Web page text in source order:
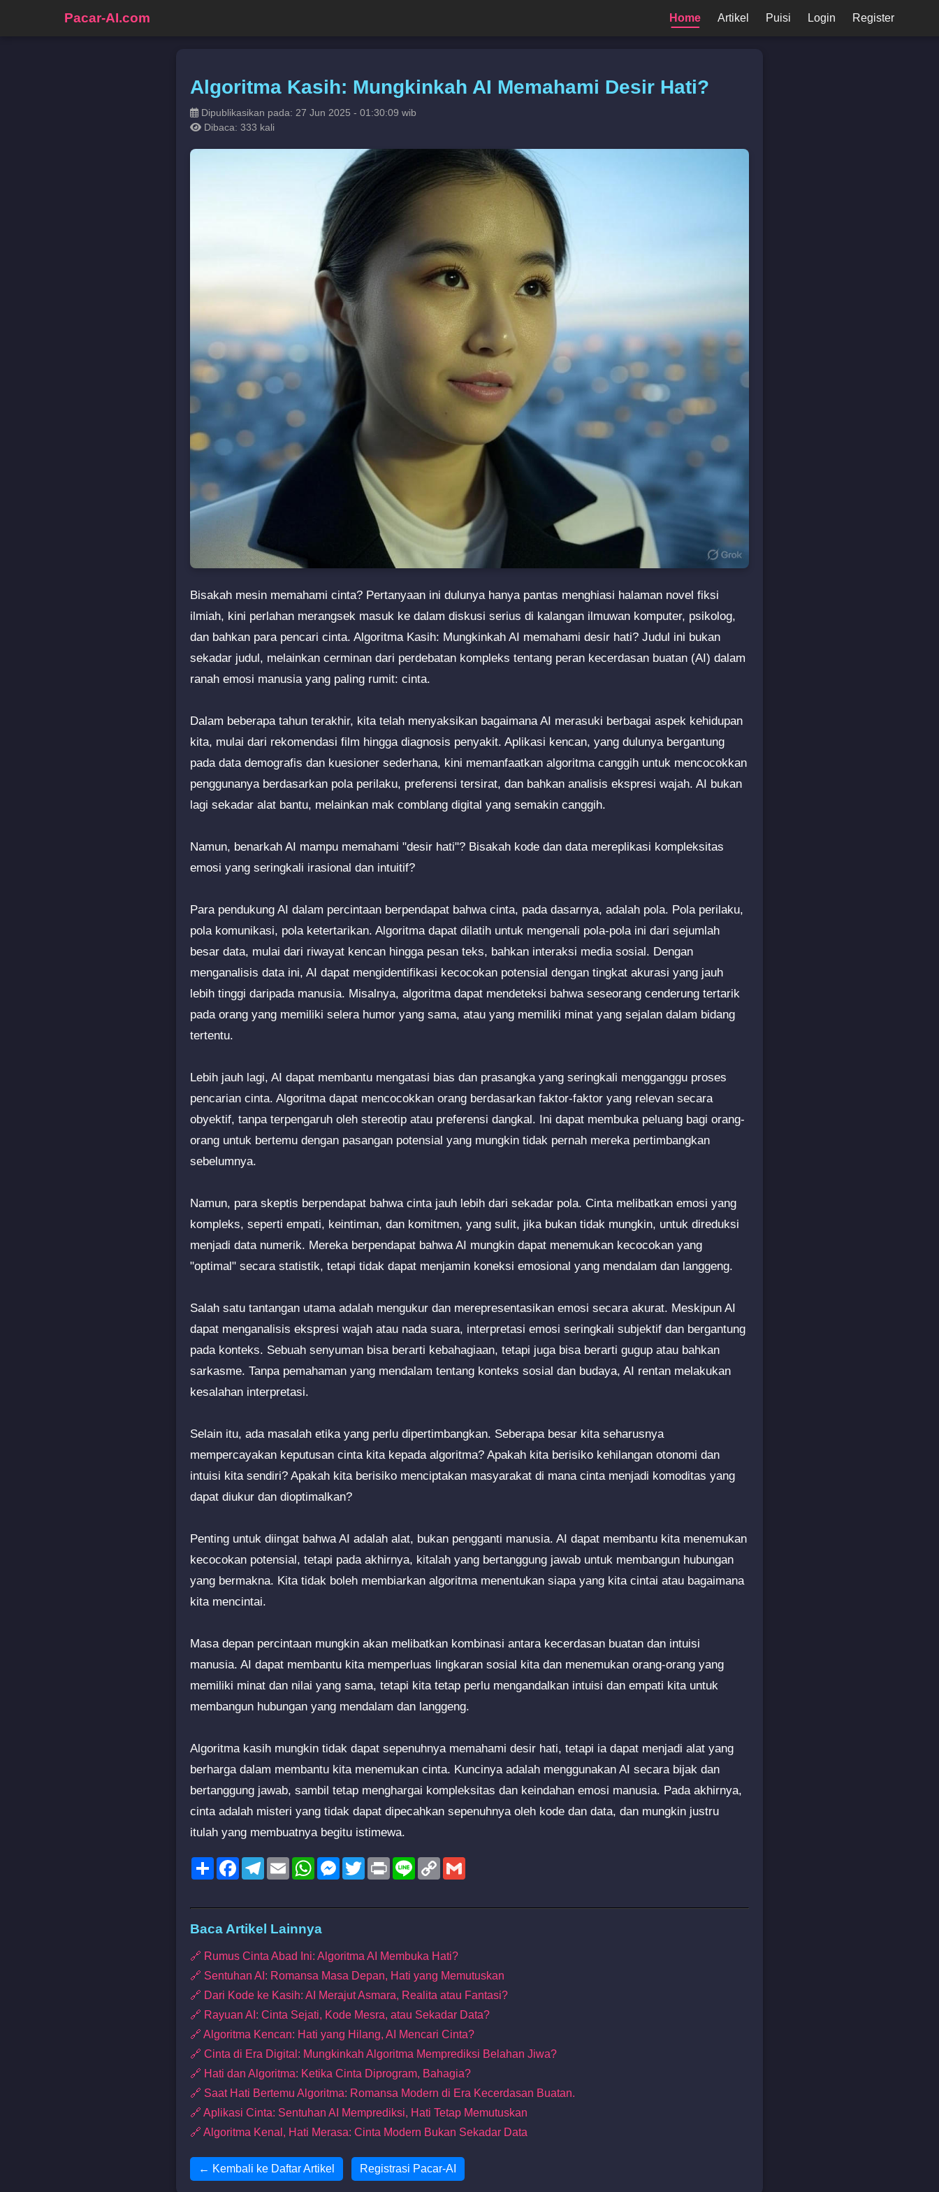
Pacar-AI.com Home Artikel Puisi Login Register
Algoritma Kasih: Mungkinkah AI Memahami Desir Hati?
Dipublikasikan pada: 27 Jun 2025 - 01:30:09 wib
Dibaca: 333 kali
Bisakah mesin memahami cinta? Pertanyaan ini dulunya hanya pantas menghiasi halaman novel fiksi
ilmiah, kini perlahan merangsek masuk ke dalam diskusi serius di kalangan ilmuwan komputer, psikolog,
dan bahkan para pencari cinta. Algoritma Kasih: Mungkinkah AI memahami desir hati? Judul ini bukan
sekadar judul, melainkan cerminan dari perdebatan kompleks tentang peran kecerdasan buatan (AI) dalam
ranah emosi manusia yang paling rumit: cinta.
Dalam beberapa tahun terakhir, kita telah menyaksikan bagaimana AI merasuki berbagai aspek kehidupan
kita, mulai dari rekomendasi film hingga diagnosis penyakit. Aplikasi kencan, yang dulunya bergantung
pada data demografis dan kuesioner sederhana, kini memanfaatkan algoritma canggih untuk mencocokkan
penggunanya berdasarkan pola perilaku, preferensi tersirat, dan bahkan analisis ekspresi wajah. AI bukan
lagi sekadar alat bantu, melainkan mak comblang digital yang semakin canggih.
Namun, benarkah AI mampu memahami "desir hati"? Bisakah kode dan data mereplikasi kompleksitas
emosi yang seringkali irasional dan intuitif?
Para pendukung AI dalam percintaan berpendapat bahwa cinta, pada dasarnya, adalah pola. Pola perilaku,
pola komunikasi, pola ketertarikan. Algoritma dapat dilatih untuk mengenali pola-pola ini dari sejumlah
besar data, mulai dari riwayat kencan hingga pesan teks, bahkan interaksi media sosial. Dengan
menganalisis data ini, AI dapat mengidentifikasi kecocokan potensial dengan tingkat akurasi yang jauh
lebih tinggi daripada manusia. Misalnya, algoritma dapat mendeteksi bahwa seseorang cenderung tertarik
pada orang yang memiliki selera humor yang sama, atau yang memiliki minat yang sejalan dalam bidang
tertentu.
Lebih jauh lagi, AI dapat membantu mengatasi bias dan prasangka yang seringkali mengganggu proses
pencarian cinta. Algoritma dapat mencocokkan orang berdasarkan faktor-faktor yang relevan secara
obyektif, tanpa terpengaruh oleh stereotip atau preferensi dangkal. Ini dapat membuka peluang bagi orang-
orang untuk bertemu dengan pasangan potensial yang mungkin tidak pernah mereka pertimbangkan
sebelumnya.
Namun, para skeptis berpendapat bahwa cinta jauh lebih dari sekadar pola. Cinta melibatkan emosi yang
kompleks, seperti empati, keintiman, dan komitmen, yang sulit, jika bukan tidak mungkin, untuk direduksi
menjadi data numerik. Mereka berpendapat bahwa AI mungkin dapat menemukan kecocokan yang
"optimal" secara statistik, tetapi tidak dapat menjamin koneksi emosional yang mendalam dan langgeng.
Salah satu tantangan utama adalah mengukur dan merepresentasikan emosi secara akurat. Meskipun AI
dapat menganalisis ekspresi wajah atau nada suara, interpretasi emosi seringkali subjektif dan bergantung
pada konteks. Sebuah senyuman bisa berarti kebahagiaan, tetapi juga bisa berarti gugup atau bahkan
sarkasme. Tanpa pemahaman yang mendalam tentang konteks sosial dan budaya, AI rentan melakukan
kesalahan interpretasi.
Selain itu, ada masalah etika yang perlu dipertimbangkan. Seberapa besar kita seharusnya
mempercayakan keputusan cinta kita kepada algoritma? Apakah kita berisiko kehilangan otonomi dan
intuisi kita sendiri? Apakah kita berisiko menciptakan masyarakat di mana cinta menjadi komoditas yang
dapat diukur dan dioptimalkan?
Penting untuk diingat bahwa AI adalah alat, bukan pengganti manusia. AI dapat membantu kita menemukan
kecocokan potensial, tetapi pada akhirnya, kitalah yang bertanggung jawab untuk membangun hubungan
yang bermakna. Kita tidak boleh membiarkan algoritma menentukan siapa yang kita cintai atau bagaimana
kita mencintai.
Masa depan percintaan mungkin akan melibatkan kombinasi antara kecerdasan buatan dan intuisi
manusia. AI dapat membantu kita memperluas lingkaran sosial kita dan menemukan orang-orang yang
memiliki minat dan nilai yang sama, tetapi kita tetap perlu mengandalkan intuisi dan empati kita untuk
membangun hubungan yang mendalam dan langgeng.
Algoritma kasih mungkin tidak dapat sepenuhnya memahami desir hati, tetapi ia dapat menjadi alat yang
berharga dalam membantu kita menemukan cinta. Kuncinya adalah menggunakan AI secara bijak dan
bertanggung jawab, sambil tetap menghargai kompleksitas dan keindahan emosi manusia. Pada akhirnya,
cinta adalah misteri yang tidak dapat dipecahkan sepenuhnya oleh kode dan data, dan mungkin justru
itulah yang membuatnya begitu istimewa.
ShareFacebookTelegram
EmailWhatsAppMessenger
TwitterPrint Line Copy
Link
Baca Artikel Lainnya
🔗 Rumus Cinta Abad Ini: Algoritma AI Membuka Hati?
🔗 Sentuhan AI: Romansa Masa Depan, Hati yang Memutuskan
🔗 Dari Kode ke Kasih: AI Merajut Asmara, Realita atau Fantasi?
🔗 Rayuan AI: Cinta Sejati, Kode Mesra, atau Sekadar Data?
🔗 Algoritma Kencan: Hati yang Hilang, AI Mencari Cinta?
🔗 Cinta di Era Digital: Mungkinkah Algoritma Memprediksi Belahan Jiwa?
🔗 Hati dan Algoritma: Ketika Cinta Diprogram, Bahagia?
🔗 Saat Hati Bertemu Algoritma: Romansa Modern di Era Kecerdasan Buatan.
🔗 Aplikasi Cinta: Sentuhan AI Memprediksi, Hati Tetap Memutuskan
🔗 Algoritma Kenal, Hati Merasa: Cinta Modern Bukan Sekadar Data
← Kembali ke Daftar Artikel Registrasi Pacar-AI